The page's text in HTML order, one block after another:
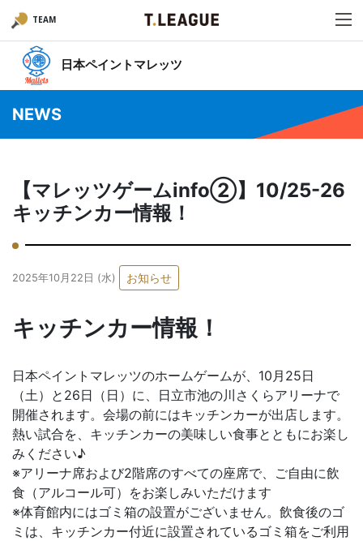
TEAM
日本ペイントマレッツ
NEWS
【マレッツゲームinfo②】10/25-26
キッチンカー情報！
2025年10月22日 (水) お知らせ
キッチンカー情報！
日本ペイントマレッツのホームゲームが、10月25日
（土）と26日（日）に、日立市池の川さくらアリーナで
開催されます。会場の前にはキッチンカーが出店します。
熱い試合を、キッチンカーの美味しい食事とともにお楽し
みください♪
※アリーナ席および2階席のすべての座席で、ご自由に飲
食（アルコール可）をお楽しみいただけます
※体育館内にはゴミ箱の設置がございません。飲食後のゴ
ミは、キッチンカー付近に設置されているゴミ箱をご利用